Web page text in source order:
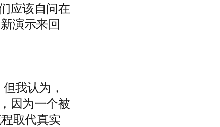
应该自问在
演示来回
我认为，
因为一个被
取代真实